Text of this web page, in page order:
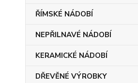
ŘÍMSKÉ NÁDOBÍ
NEPŘILNAVÉ NÁDOBÍ
KERAMICKÉ NÁDOBÍ
DŘEVĚNÉ VÝROBKY